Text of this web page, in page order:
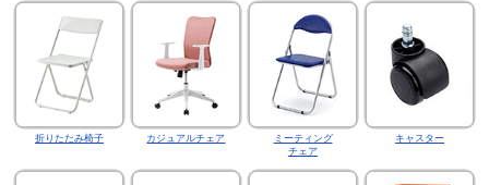
折りたたみ椅子 カジュアルチェア
ミーティング
チェア
キャスター